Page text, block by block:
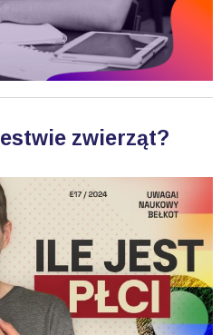
zwierząt?